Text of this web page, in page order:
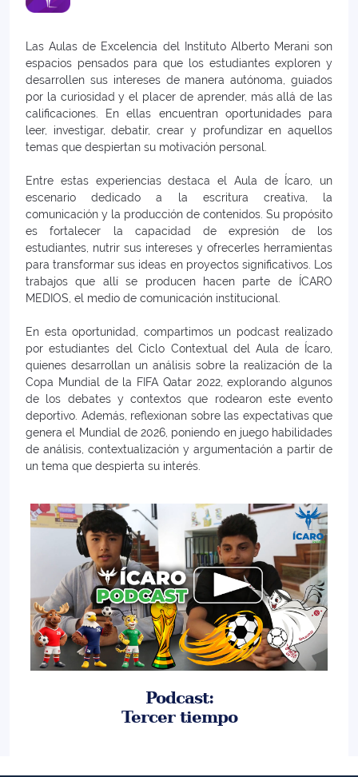
Las Aulas de Excelencia del Instituto Alberto Merani son
espacios pensados para que los estudiantes exploren y
desarrollen sus intereses de manera autónoma, guiados
por la curiosidad y el placer de aprender, más allá de las
calificaciones. En ellas encuentran oportunidades para
leer, investigar, debatir, crear y profundizar en aquellos
temas que despiertan su motivación personal.
Entre estas experiencias destaca el Aula de Ícaro, un
escenario dedicado a la escritura creativa, la
comunicación y la producción de contenidos. Su propósito
es fortalecer la capacidad de expresión de los
estudiantes, nutrir sus intereses y ofrecerles herramientas
para transformar sus ideas en proyectos significativos. Los
trabajos que allí se producen hacen parte de ÍCARO
MEDIOS, el medio de comunicación institucional.
En esta oportunidad, compartimos un podcast realizado
por estudiantes del Ciclo Contextual del Aula de Ícaro,
quienes desarrollan un análisis sobre la realización de la
Copa Mundial de la FIFA Qatar 2022, explorando algunos
de los debates y contextos que rodearon este evento
deportivo. Además, reflexionan sobre las expectativas que
genera el Mundial de 2026, poniendo en juego habilidades
de análisis, contextualización y argumentación a partir de
un tema que despierta su interés.
Podcast:
Tercer tiempo